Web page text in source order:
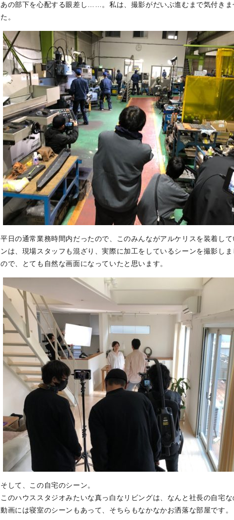
あの部下を心配する眼差し……。私は、撮影がだいぶ進むまで気付きま
た。
平日の通常業務時間内だったので、このみんながアルケリスを装着して
ンは、現場スタッフも混ざり、実際に加工をしているシーンを撮影しま
ので、とても自然な画面になっていたと思います。
そして、この自宅のシーン。
このハウススタジオみたいな真っ白なリビングは、なんと社長の自宅な
動画には寝室のシーンもあって、そちらもなかなかお洒落な部屋です。